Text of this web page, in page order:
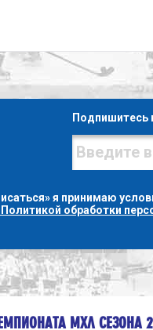
Подпишитесь
я принимаю
Политикой обработки
МХЛ СЕЗОНА